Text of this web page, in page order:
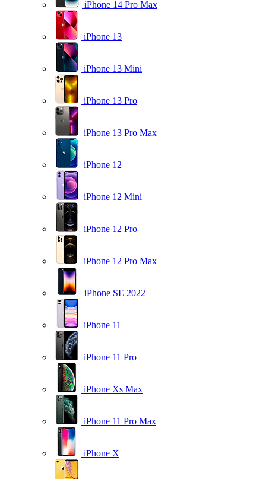
iPhone 14 Pro Max
iPhone 13
iPhone 13 Mini
iPhone 13 Pro
iPhone 13 Pro Max
iPhone 12
iPhone 12 Mini
iPhone 12 Pro
iPhone 12 Pro Max
iPhone SE 2022
iPhone 11
iPhone 11 Pro
iPhone Xs Max
iPhone 11 Pro Max
iPhone X